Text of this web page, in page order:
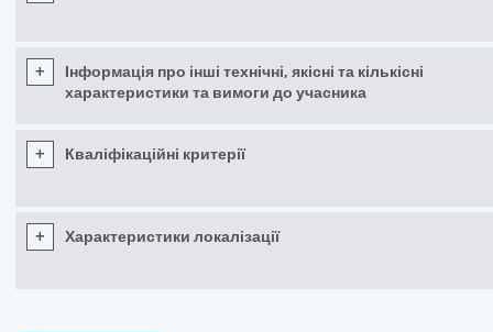
+
Інформація про інші технічні, якісні та кількісні
характеристики та вимоги до учасника
+ Кваліфікаційні критерії
+ Характеристики локалізації